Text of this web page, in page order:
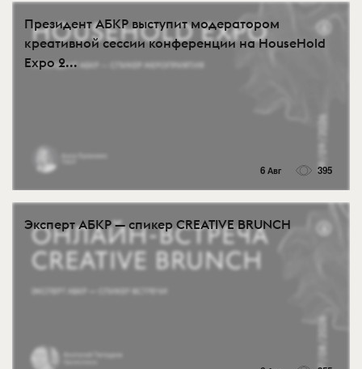
Президент АБКР выступит модератором
креативной сессии конференции на HouseHold
Expo 2...
6 Авг 395
Эксперт АБКР — спикер CREATIVE BRUNCH